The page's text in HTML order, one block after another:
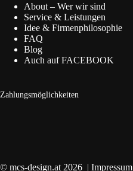
About – Wer wir sind
Service & Leistungen
Idee & Firmenphilosophie
FAQ
Blog
Auch auf FACEBOOK
Zahlungsmöglichkeiten
© mcs-design.at 2026 | Impressum